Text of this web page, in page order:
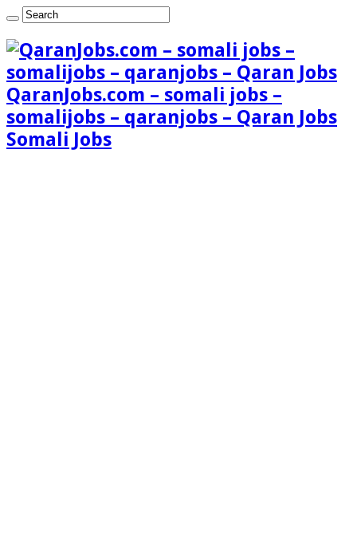
QaranJobs.com – somali jobs –
somalijobs – qaranjobs – Qaran Jobs
Somali Jobs